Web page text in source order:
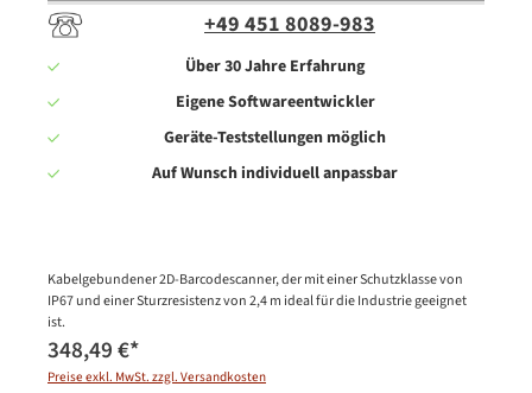
+49 451 8089-983
Über 30 Jahre Erfahrung
Eigene Softwareentwickler
Geräte-Teststellungen möglich
Auf Wunsch individuell anpassbar
Kabelgebundener 2D-Barcodescanner, der mit einer Schutzklasse von
IP67 und einer Sturzresistenz von 2,4 m ideal für die Industrie geeignet
ist.
348,49 €*
Preise exkl. MwSt. zzgl. Versandkosten